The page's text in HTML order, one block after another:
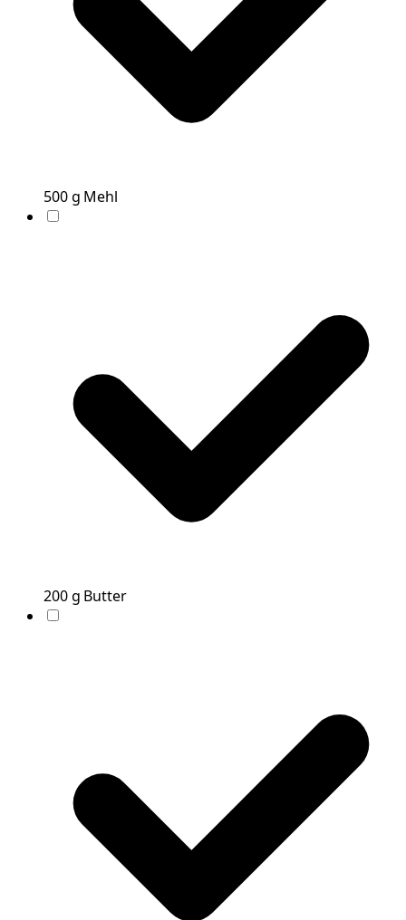
500g Mehl
200g Butter